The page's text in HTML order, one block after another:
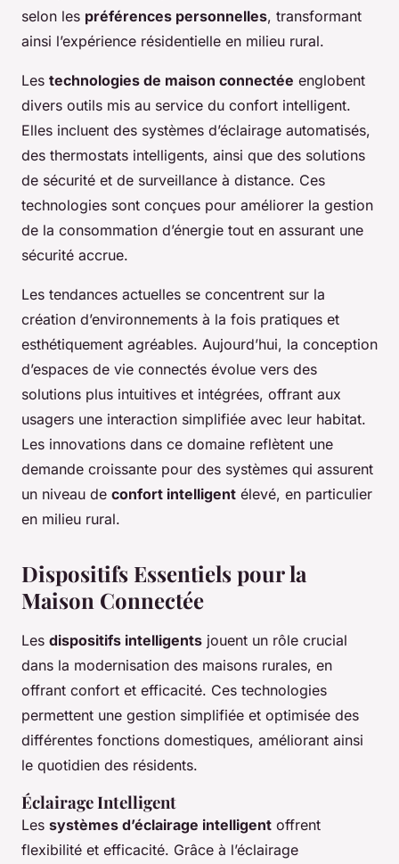
selon les préférences personnelles, transformant
ainsi l’expérience résidentielle en milieu rural.
Les technologies de maison connectée englobent
divers outils mis au service du confort intelligent.
Elles incluent des systèmes d’éclairage automatisés,
des thermostats intelligents, ainsi que des solutions
de sécurité et de surveillance à distance. Ces
technologies sont conçues pour améliorer la gestion
de la consommation d’énergie tout en assurant une
sécurité accrue.
Les tendances actuelles se concentrent sur la
création d’environnements à la fois pratiques et
esthétiquement agréables. Aujourd’hui, la conception
d’espaces de vie connectés évolue vers des
solutions plus intuitives et intégrées, offrant aux
usagers une interaction simplifiée avec leur habitat.
Les innovations dans ce domaine reflètent une
demande croissante pour des systèmes qui assurent
un niveau de confort intelligent élevé, en particulier
en milieu rural.
Dispositifs Essentiels pour la
Maison Connectée
Les dispositifs intelligents jouent un rôle crucial
dans la modernisation des maisons rurales, en
offrant confort et efficacité. Ces technologies
permettent une gestion simplifiée et optimisée des
différentes fonctions domestiques, améliorant ainsi
le quotidien des résidents.
Éclairage Intelligent
Les systèmes d’éclairage intelligent offrent
flexibilité et efficacité. Grâce à l’éclairage